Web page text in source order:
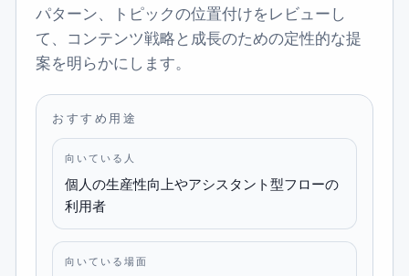
パターン、トピックの位置付けをレビューし
て、コンテンツ戦略と成長のための定性的な提
案を明らかにします。
おすすめ用途
向いている人
個人の生産性向上やアシスタント型フローの
利用者
向いている場面